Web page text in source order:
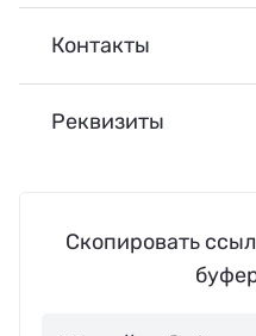
Контакты
Реквизиты
Скопировать